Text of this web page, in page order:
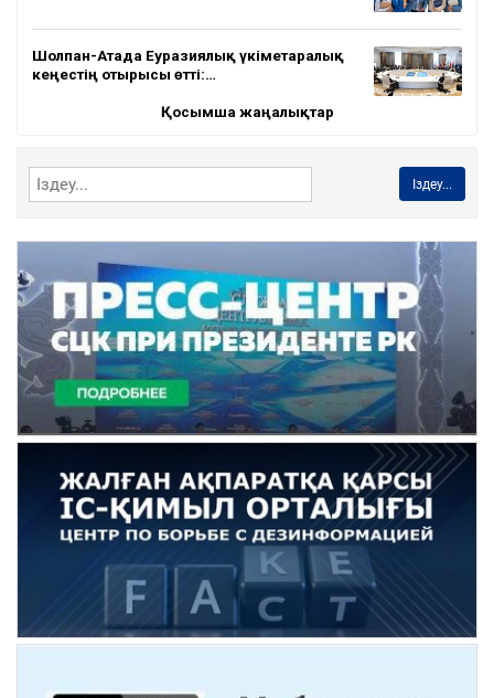
Шолпан-Атада Еуразиялық үкіметаралық
кеңестің отырысы өтті:…
Қосымша жаңалықтар
Іздеу...